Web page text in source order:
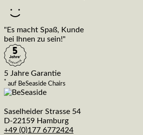
"Es macht Spaß, Kunde
bei Ihnen zu sein!"
5 Jahre Garantie
* auf BeSeaside Chairs
Saselheider Strasse 54
D-22159 Hamburg
+49 (0)177 6772424